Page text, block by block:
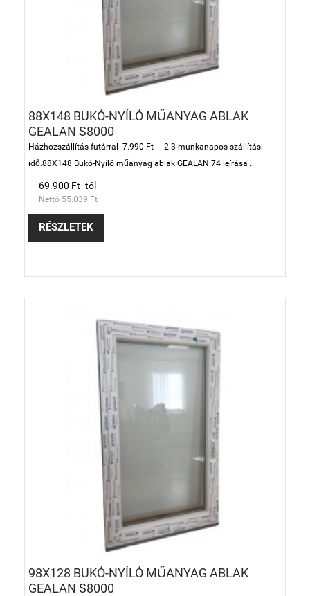
88X148 BUKÓ-NYÍLÓ MŰANYAG ABLAK
GEALAN S8000
Házhozszállítás futárral 7.990 Ft 2-3 munkanapos szállítási
idő.88X148 Bukó-Nyíló műanyag ablak GEALAN 74 leírása ..
69.900 Ft -tól
Nettó 55.039 Ft
RÉSZLETEK
98X128 BUKÓ-NYÍLÓ MŰANYAG ABLAK
GEALAN S8000